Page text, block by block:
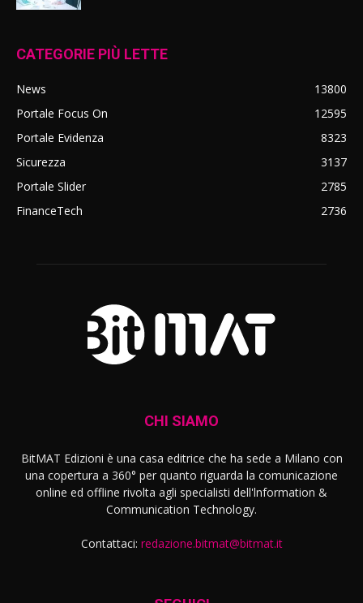
CATEGORIE PIÙ LETTE
News
13800
Portale Focus On
12595
Portale Evidenza
8323
Sicurezza
3137
Portale Slider
2785
FinanceTech
2736
CHI SIAMO
BitMAT Edizioni è una casa editrice che ha sede a Milano con
una copertura a 360° per quanto riguarda la comunicazione
online ed offline rivolta agli specialisti dell'lnformation &
Communication Technology.
Contattaci: redazione.bitmat@bitmat.it